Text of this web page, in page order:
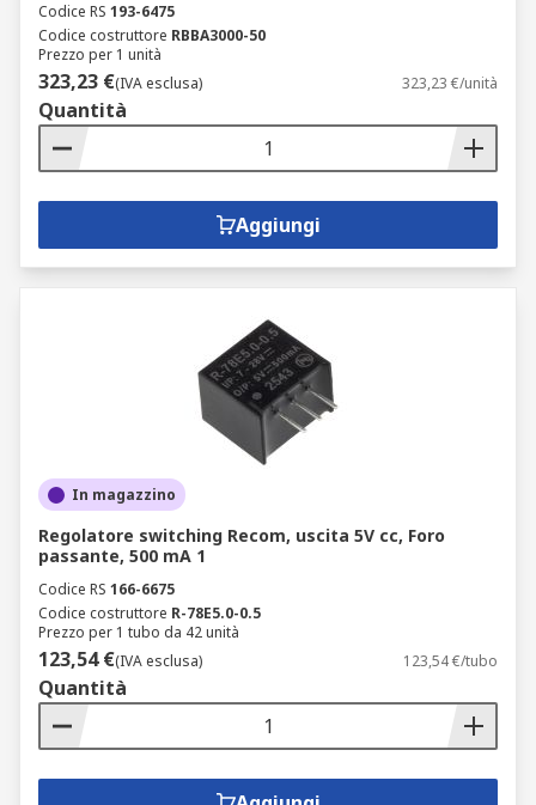
Codice RS 193-6475
Codice costruttore RBBA3000-50
Prezzo per 1 unità
323,23 €(IVA esclusa) 323,23 €/unità
Quantità
Aggiungi
In magazzino
Regolatore switching Recom, uscita 5V cc, Foro
passante, 500 mA 1
Codice RS 166-6675
Codice costruttore R-78E5.0-0.5
Prezzo per 1 tubo da 42 unità
123,54 €(IVA esclusa) 123,54 €/tubo
Quantità